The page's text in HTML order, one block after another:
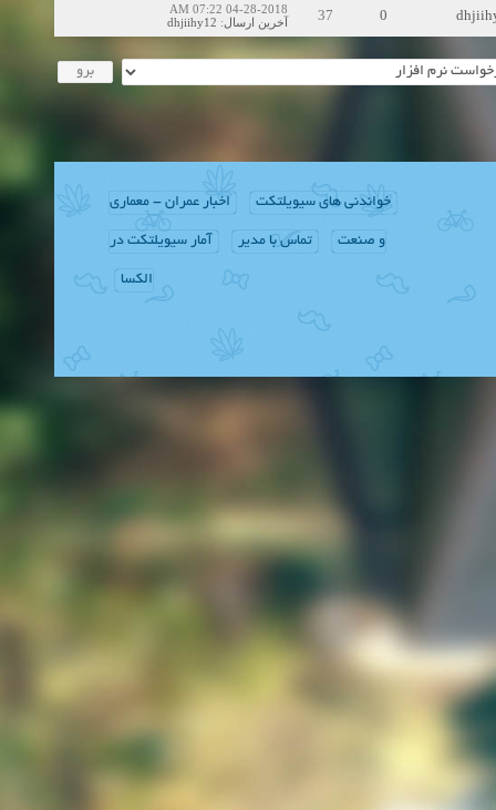
0
37
04-28-2018 07:22 AM
آخرین ارسال:
dhjiihy12
خواندنی های سیویلتکت اخبار عمران - معماری
و صنعت تماس با مدیر آمار سیویلتکت در
الکسا